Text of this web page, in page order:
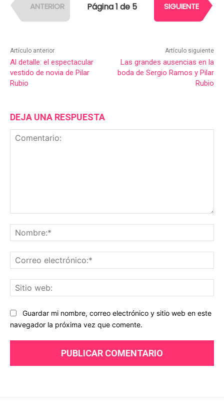
ANTERIOR Página 1 de 5 SIGUIENTE
Artículo anterior
Al detalle: el espectacular
vestido de novia de Pilar
Rubio
Artículo siguiente
Las grandes ausencias en la
boda de Sergio Ramos y Pilar
Rubio
DEJA UNA RESPUESTA
Guardar mi nombre, correo electrónico y sitio web en este
navegador la próxima vez que comente.